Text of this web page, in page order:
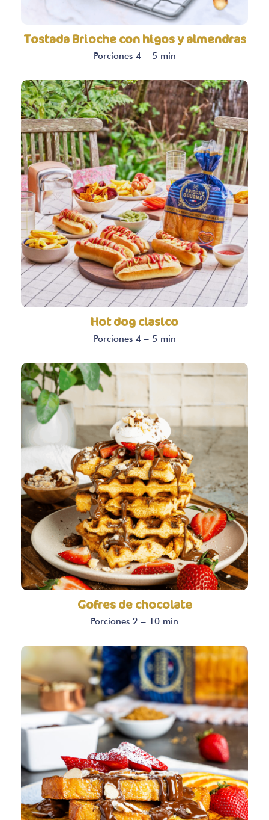
Tostada Brioche con higos y almendras
Porciones 4 – 5 min
Hot dog clasico
Porciones 4 – 5 min
Gofres de chocolate
Porciones 2 – 10 min